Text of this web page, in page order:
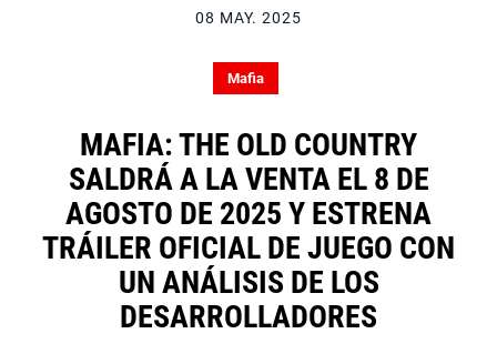
08 MAY. 2025
Mafia
MAFIA: THE OLD COUNTRY
SALDRÁ A LA VENTA EL 8 DE
AGOSTO DE 2025 Y ESTRENA
TRÁILER OFICIAL DE JUEGO CON
UN ANÁLISIS DE LOS
DESARROLLADORES